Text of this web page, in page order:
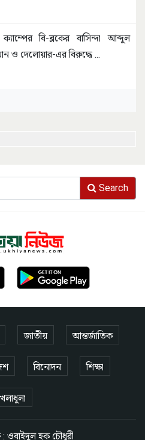
বি-ব্লকের বাসিন্দা আব্দুল
ও দেলোয়ার-এর বিরুদ্ধে ...
Search
জাতীয় আন্তর্জাতিক
বিনোদন শিক্ষা
ওবাইদুল হক চৌধুরী